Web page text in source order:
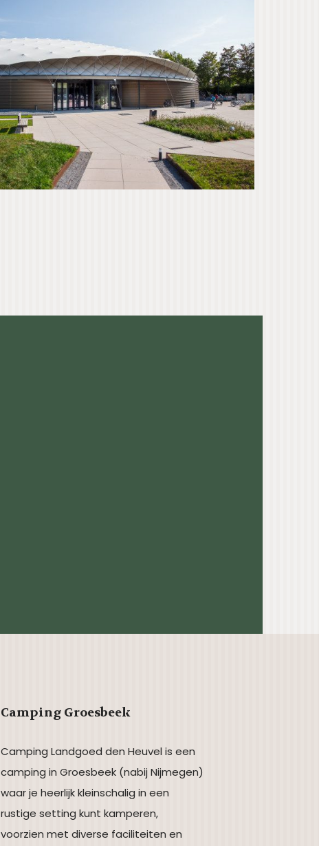
Camping Groesbeek
Camping Landgoed den Heuvel is een
camping in Groesbeek (nabij Nijmegen)
waar je heerlijk kleinschalig in een
rustige setting kunt kamperen,
voorzien met diverse faciliteiten en